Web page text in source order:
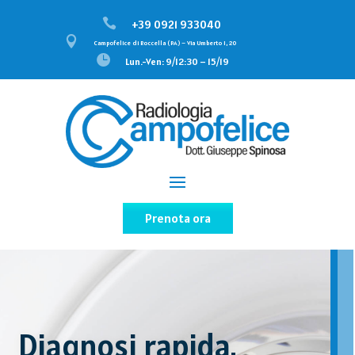

+39 0921 933040

Campofelice di Roccella (PA) – Via Umberto I, 20
 Lun.-Ven: 9/12:30 – 15/19
Prenota ora
Diagnosi rapida,